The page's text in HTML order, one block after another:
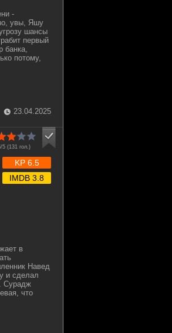
-
увы, Яшу
шансы
первый
банка,
потому,
23.04.2025
5 (131 гол.)
KP 6.5
IMDB 3.8
в
Навед
и сделал
Сурадж
что